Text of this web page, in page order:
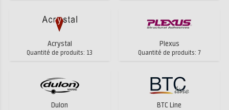
Acrystal
Quantité de produits: 13
Plexus
Quantité de produits: 7
Dulon BTC Line